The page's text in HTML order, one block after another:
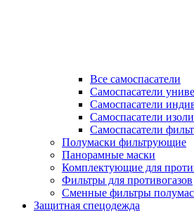
Все самоспасатели
Самоспасатели
Самоспасатели
Самоспасатели
Самоспасатели
Полумаски фильтрующие
Панорамные маски
Комплектующие для
Фильтры для противогазов
Сменные фильтры
Защитная спецодежда